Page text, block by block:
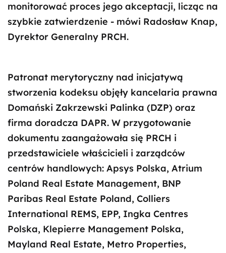
monitorować proces jego akceptacji, licząc na
szybkie zatwierdzenie - mówi Radosław Knap,
Dyrektor Generalny PRCH.
Patronat merytoryczny nad inicjatywą
stworzenia kodeksu objęły kancelaria prawna
Domański Zakrzewski Palinka (DZP) oraz
firma doradcza DAPR. W przygotowanie
dokumentu zaangażowała się PRCH i
przedstawiciele właścicieli i zarządców
centrów handlowych: Apsys Polska, Atrium
Poland Real Estate Management, BNP
Paribas Real Estate Poland, Colliers
International REMS, EPP, Ingka Centres
Polska, Klepierre Management Polska,
Mayland Real Estate, Metro Properties,